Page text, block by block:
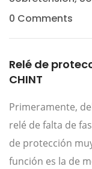
0 Comments
Relé de
CHINT
Primeramente,
relé de falta de
de protección
función es la de